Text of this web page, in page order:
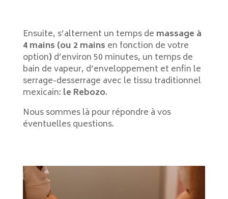
Ensuite, s’alternent un temps de massage à
4 mains (ou 2 mains en fonction de votre
option)d’environ 50 minutes, un temps de
bain de vapeur, d’enveloppement et enfin le
serrage-desserrage avec le tissu traditionnel
mexicain: le Rebozo.
Nous sommes là pour répondre à vos
éventuelles questions.